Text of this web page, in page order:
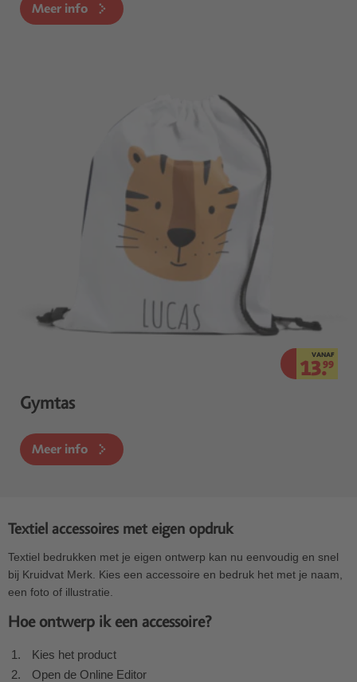
Meer info
VANAF
13.99
Gymtas
Meer info
Textiel accessoires met eigen opdruk
Textiel bedrukken met je eigen ontwerp kan nu eenvoudig en snel
bij Kruidvat Merk. Kies een accessoire en bedruk het met je naam,
een foto of illustratie.
Hoe ontwerp ik een accessoire?
Kies het product
Open de Online Editor